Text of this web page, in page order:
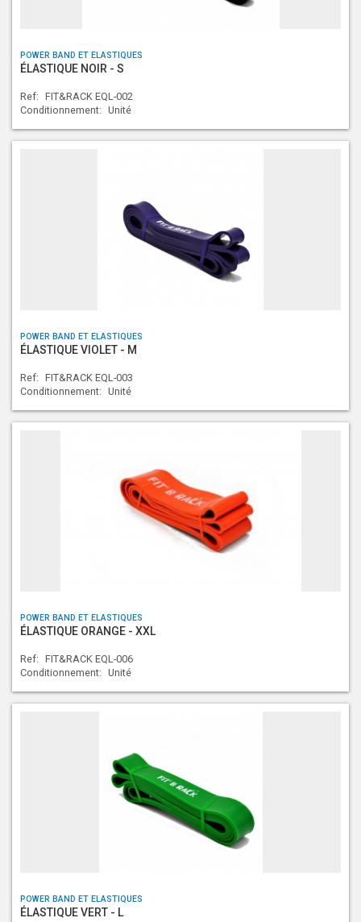
POWER BAND ET ELASTIQUES
ÉLASTIQUE NOIR - S
Ref: FIT&RACK EQL-002
Conditionnement: Unité
POWER BAND ET ELASTIQUES
ÉLASTIQUE VIOLET - M
Ref: FIT&RACK EQL-003
Conditionnement: Unité
POWER BAND ET ELASTIQUES
ÉLASTIQUE ORANGE - XXL
Ref: FIT&RACK EQL-006
Conditionnement: Unité
POWER BAND ET ELASTIQUES
ÉLASTIQUE VERT - L